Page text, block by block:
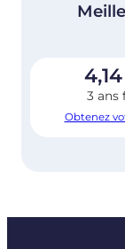
4,14
3 ans
Obtenez